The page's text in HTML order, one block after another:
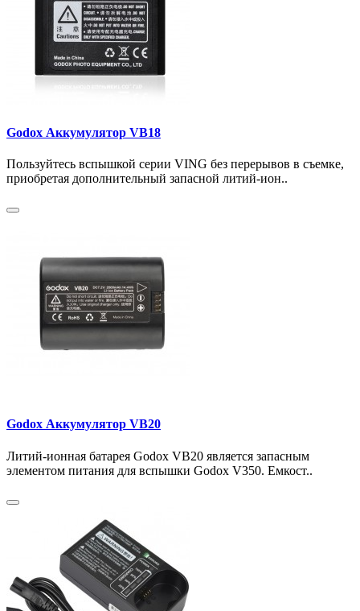
Godox Аккумулятор VB18
Пользуйтесь вспышкой серии VING без перерывов в съемке,
приобретая дополнительный запасной литий-ион..
Godox Аккумулятор VB20
Литий-ионная батарея Godox VB20 является запасным
элементом питания для вспышки Godox V350. Емкост..